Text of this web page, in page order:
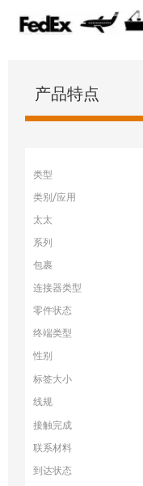
产品特点
类型
类别/应用
太太
系列
包裹
连接器类型
零件状态
终端类型
性别
标签大小
线规
接触完成
联系材料
到达状态